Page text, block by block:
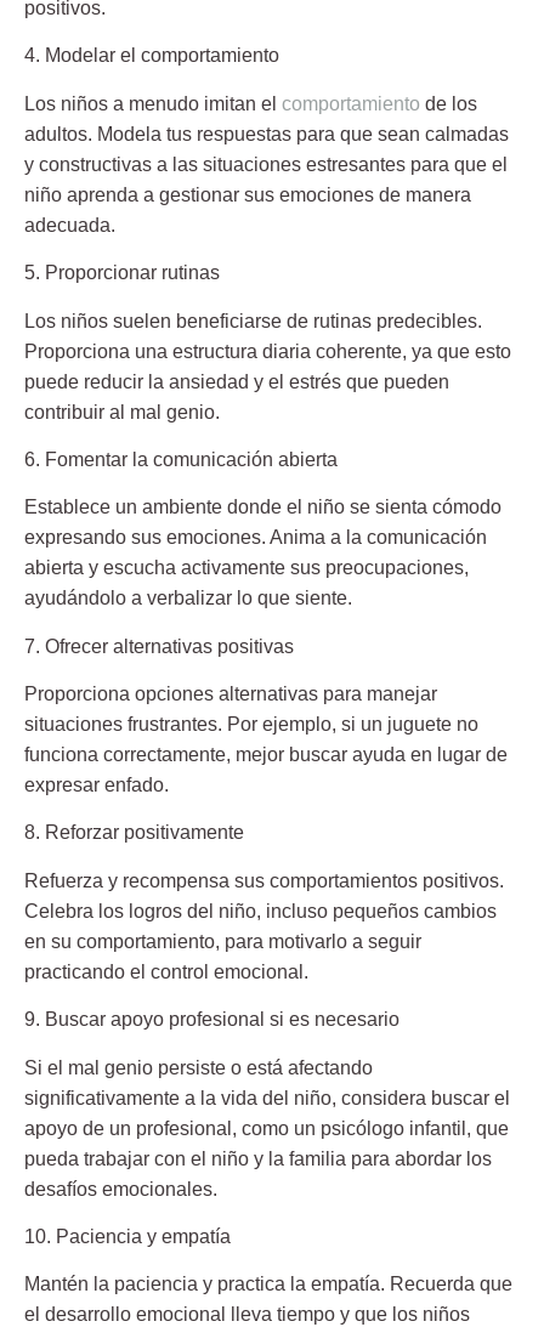
positivos.
4. Modelar el comportamiento
Los niños a menudo imitan el comportamiento de los
adultos. Modela tus respuestas para que sean calmadas
y constructivas a las situaciones estresantes para que el
niño aprenda a gestionar sus emociones de manera
adecuada.
5. Proporcionar rutinas
Los niños suelen beneficiarse de rutinas predecibles.
Proporciona una estructura diaria coherente, ya que esto
puede reducir la ansiedad y el estrés que pueden
contribuir al mal genio.
6. Fomentar la comunicación abierta
Establece un ambiente donde el niño se sienta cómodo
expresando sus emociones. Anima a la comunicación
abierta y escucha activamente sus preocupaciones,
ayudándolo a verbalizar lo que siente.
7. Ofrecer alternativas positivas
Proporciona opciones alternativas para manejar
situaciones frustrantes. Por ejemplo, si un juguete no
funciona correctamente, mejor buscar ayuda en lugar de
expresar enfado.
8. Reforzar positivamente
Refuerza y recompensa sus comportamientos positivos.
Celebra los logros del niño, incluso pequeños cambios
en su comportamiento, para motivarlo a seguir
practicando el control emocional.
9. Buscar apoyo profesional si es necesario
Si el mal genio persiste o está afectando
significativamente a la vida del niño, considera buscar el
apoyo de un profesional, como un psicólogo infantil, que
pueda trabajar con el niño y la familia para abordar los
desafíos emocionales.
10. Paciencia y empatía
Mantén la paciencia y practica la empatía. Recuerda que
el desarrollo emocional lleva tiempo y que los niños